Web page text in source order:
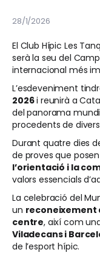
28/1/2026
El Club Hípic Les
serà la seu del
internacional més
L’esdeveniment
2026i reunirà a
del panorama
procedents de
Durant quatre dies
de proves que
l’orientació i la
valors essencials
La celebració del
un reconeixement
centre, així com
Viladecans i
de l’esport hípic.